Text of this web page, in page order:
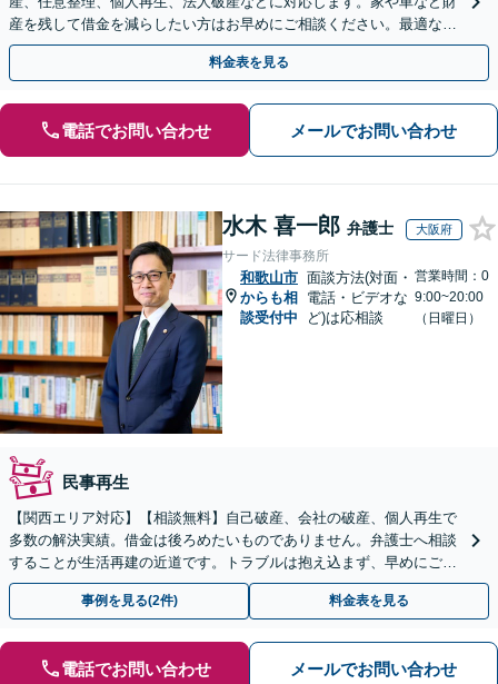
産を残して借金を減らしたい方はお早めにご相談ください。最適な解
決手段をご提案します【関西エリア対応】
料金表を見る
電話でお問い合わせ メールでお問い合わせ
水木 喜一郎 弁護士 大阪府
サード法律事務所
和歌山市
からも相
談受付中
面談方法(対面・
電話・ビデオな
ど)は応相談
営業時間：0
9:00~20:00
（日曜日）
民事再生
【関西エリア対応】【相談無料】自己破産、会社の破産、個人再生で
多数の解決実績。借金は後ろめたいものでありません。弁護士へ相談
することが生活再建の近道です。トラブルは抱え込まず、早めにご相
談を。
事例を見る(2件) 料金表を見る
電話でお問い合わせ メールでお問い合わせ